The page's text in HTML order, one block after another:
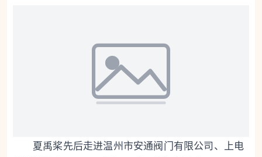
夏禹桨先后走进温州市安通阀门有限公司、上电